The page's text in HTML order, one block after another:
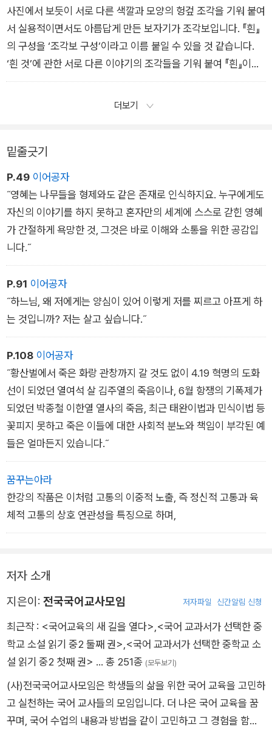
고 ‘우리’가 ‘우리나라 군대’와 ‘태극기와 애국가’를 공유할 수 없
게 되어 버린 비정상적인 상황을 깊이 인식하는 것입니다.
- (‘4. 소년이 온다’ 중)
사진에서 보듯이 서로 다른 색깔과 모양의 헝겊 조각을 기워 붙여
서 실용적이면서도 아름답게 만든 보자기가 조각보입니다. 『흰』
의 구성을 ‘조각보 구성’이라고 이름 붙일 수 있을 것 같습니다.
‘흰 것’에 관한 서로 다른 이야기의 조각들을 기워 붙여 『흰』이라
는 소설 작품 한 편을 이루어 낸 것이지요.
더보기
밑줄긋기
P.49 이어공자
˝영혜는 나무들을 형제와도 같은 존재로 인식하지요. 누구에게도
자신의 이야기를 하지 못하고 혼자만의 세계에 스스로 갇힌 영혜
가 간절하게 욕망한 것, 그것은 바로 이해와 소통을 위한 공감입
니다.˝
P.91 이어공자
˝하느님, 왜 저에게는 양심이 있어 이렇게 저를 찌르고 아프게 하
는 것입니까? 저는 살고 싶습니다.˝
P.108 이어공자
˝황산벌에서 죽은 화랑 관창까지 갈 것도 없이 4.19 혁명의 도화
선이 되었던 열여석 살 김주열의 죽음이나, 6월 항쟁의 기폭제가
되었던 박종철 이한열 열사의 죽음, 최근 태완이법과 민식이법 등
꽃피지 못하고 죽은 이들에 대한 사회적 분노와 책임이 부각된 예
들은 얼마든지 있습니다.˝
꿈꾸는아라
한강의 작품은 이처럼 고통의 이중적 노출, 즉 정신적 고통과 육
체적 고통의 상호 연관성을 특징으로 하며,
저자 소개
지은이: 전국국어교사모임 저자파일 신간알림 신청
최근작 : <국어교육의 새 길을 열다> <국어 교과서가 선택한 중
학교 소설 읽기 중2 둘째 권> <국어 교과서가 선택한 중학교 소
설 읽기 중2 첫째 권> … 총 251종 (모두보기)
(사)전국국어교사모임은 학생들의 삶을 위한 국어 교육을 고민하
고 실천하는 국어 교사들의 모임입니다. 더 나은 국어 교육을 꿈
꾸며, 국어 수업의 내용과 방법을 같이 고민하고 그 경험을 함께